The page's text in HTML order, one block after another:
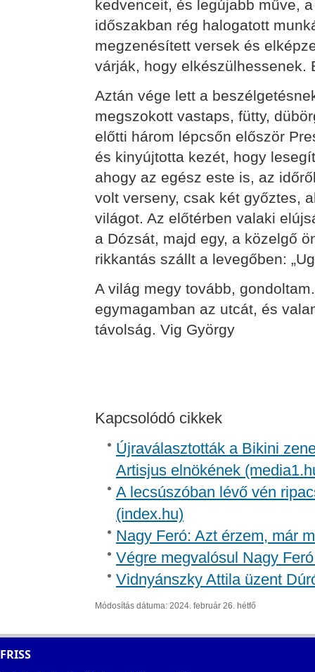
kedvenceit, és legújabb műve,
időszakban rég halogatott
megzenésített versek és
várják, hogy elkészülhessenek.
Aztán vége lett a
megszokott vastaps, fütty,
előtti három lépcsőn először
és kinyújtotta kezét, hogy
ahogy az egész este is, az
volt verseny, csak két győztes,
világot. Az előtérben valaki
a Dózsát, majd egy, a közelgő
rikkantás szállt a levegőben:
A világ megy tovább,
egymagamban az utcát, és
távolság. Vig György
Kapcsolódó cikkek
Újraválasztották a Bikini
Artisjus elnökének
A lecsúszóban lévő vén
(index.hu)
Nagy Feró: Azt érzem, már
Végre megvalósul Nagy
Vidnyánszky Attila üzent
Módosítás dátuma: 2024. február 26. hétfő
FRISS